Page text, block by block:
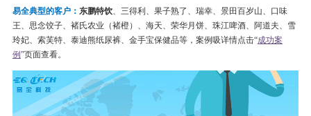
易全典型的客户： 东鹏特饮、三得利、果子熟了、瑞幸、 景田百岁山、口味
王、思念饺子、 褚氏农业（褚橙）、 海天、荣华月饼、 珠江啤酒、 阿道夫、雪
玲妃、索芙特、泰迪熊纸尿裤、金手宝保健品等，案例吸详情点击“成功案
例”页面查看。